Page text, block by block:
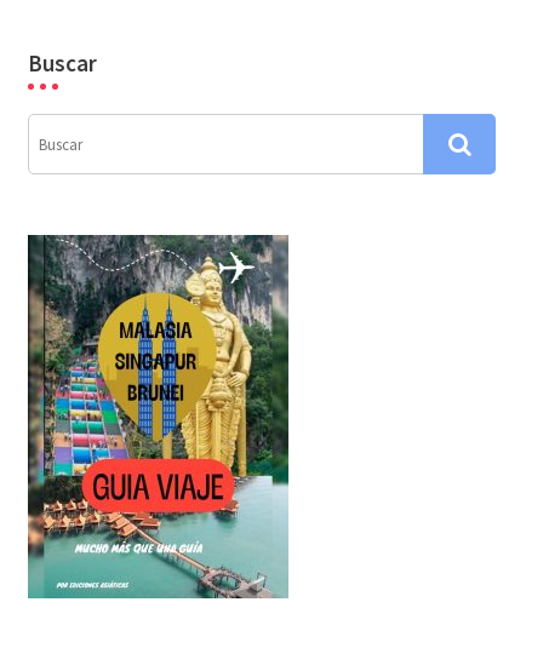
Buscar